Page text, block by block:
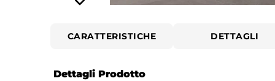
CARATTERISTICHE DETTAGLI
Dettagli Prodotto